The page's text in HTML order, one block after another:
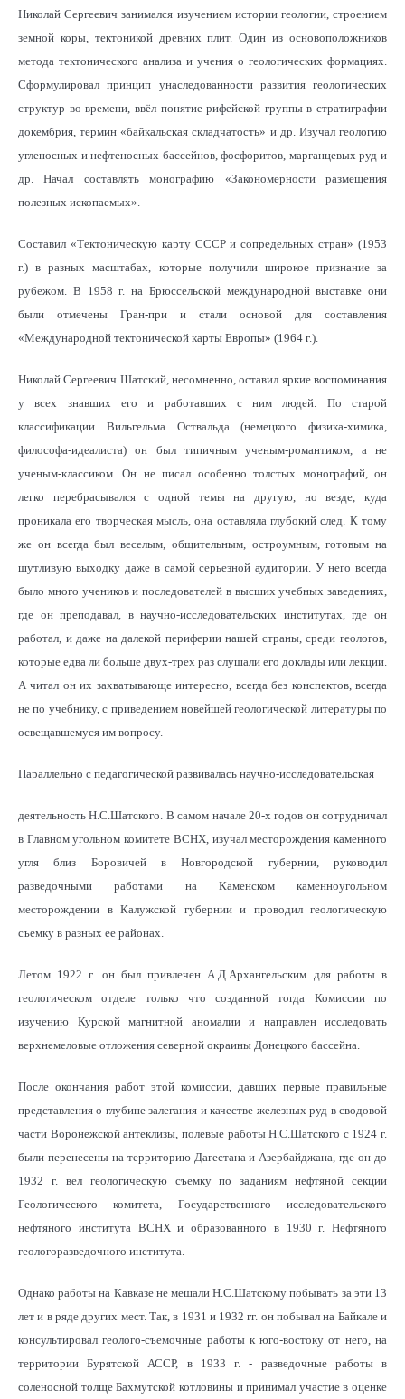
Николай Сергеевич занимался изучением истории геологии, строением
земной коры, тектоникой древних плит. Один из основоположников
метода тектонического анализа и учения o геологических формациях.
Cформулировал принцип унаследованности развития геологических
структур во времени, ввёл понятие рифейской группы в стратиграфии
докембрия, термин «байкальская складчатость» и др. Изучал геологию
угленосных и нефтеносных бассейнов, фосфоритов, марганцевых руд и
др. Начал составлять монографию «Закономерности размещения
полезных ископаемых».
Составил «Тектоническую карту CCCP и сопредельных стран» (1953
г.) в разных масштабах, которые получили широкое признание за
рубежом. В 1958 г. на Брюссельской международной выставке они
были отмечены Гран-при и стали основой для составления
«Международной тектонической карты Eвропы» (1964 г.).
Николай Сергеевич Шатский, несомненно, оставил яркие воспоминания
у всех знавших его и работавших с ним людей. По старой
классификации Вильгельма Оствальда (немецкого физика-химика,
философа-идеалиста) он был типичным ученым-романтиком, а не
ученым-классиком. Он не писал особенно толстых монографий, он
легко перебрасывался с одной темы на другую, но везде, куда
проникала его творческая мысль, она оставляла глубокий след. К тому
же он всегда был веселым, общительным, остроумным, готовым на
шутливую выходку даже в самой серьезной аудитории. У него всегда
было много учеников и последователей в высших учебных заведениях,
где он преподавал, в научно-исследовательских институтах, где он
работал, и даже на далекой периферии нашей страны, среди геологов,
которые едва ли больше двух-трех раз слушали его доклады или лекции.
А читал он их захватывающе интересно, всегда без конспектов, всегда
не по учебнику, с приведением новейшей геологической литературы по
освещавшемуся им вопросу.
Параллельно с педагогической развивалась научно-исследовательская
деятельность Н.С.Шатского. В самом начале 20-х годов он сотрудничал
в Главном угольном комитете ВСНХ, изучал месторождения каменного
угля близ Боровичей в Новгородской губернии, руководил
разведочными работами на Каменском каменноугольном
месторождении в Калужской губернии и проводил геологическую
съемку в разных ее районах.
Летом 1922 г. он был привлечен А.Д.Архангельским для работы в
геологическом отделе только что созданной тогда Комиссии по
изучению Курской магнитной аномалии и направлен исследовать
верхнемеловые отложения северной окраины Донецкого бассейна.
После окончания работ этой комиссии, давших первые правильные
представления о глубине залегания и качестве железных руд в сводовой
части Воронежской антеклизы, полевые работы Н.С.Шатского с 1924 г.
были перенесены на территорию Дагестана и Азербайджана, где он до
1932 г. вел геологическую съемку по заданиям нефтяной секции
Геологического комитета, Государственного исследовательского
нефтяного института ВСНХ и образованного в 1930 г. Нефтяного
геологоразведочного института.
Однако работы на Кавказе не мешали Н.С.Шатскому побывать за эти 13
лет и в ряде других мест. Так, в 1931 и 1932 гг. он побывал на Байкале и
консультировал геолого-съемочные работы к юго-востоку от него, на
территории Бурятской АССР, в 1933 г. - разведочные работы в
соленосной толще Бахмутской котловины и принимал участие в оценке